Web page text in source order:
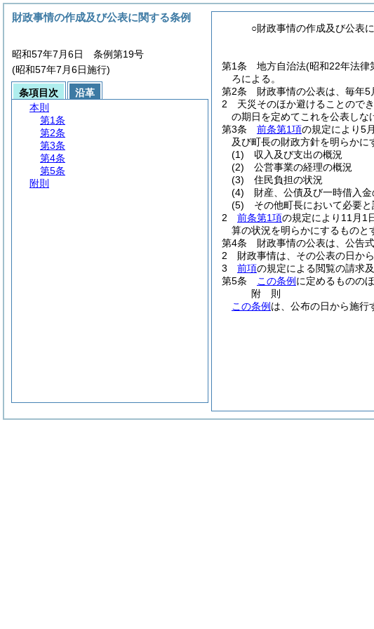
○財政事情の作成及び公表
第1条
地方自治法(昭和22年法律
ろによる。
第2条
財政事情の公表は、毎年5
2
天災そのほか避けることので
の期日を定めてこれを公表しな
第3条
前条第1項の規定により5
及び町長の財政方針を明らかに
(1)
収入及び支出の概況
(2)
公営事業の経理の概況
(3)
住民負担の状況
(4)
財産、公債及び一時借入
(5)
その他町長において必要
2
前条第1項の規定により11月1
算の状況を明らかにするものと
第4条
財政事情の公表は、公告
2
財政事情は、その公表の日か
3
前項の規定による閲覧の請求
第5条
この条例 に定めるものの
附 則
この条例 は、公布の日から施行
財政事情の作成及び公表に関する条例
昭和57年7月6日 条例第19号
(昭和57年7月6日施行)
条項目次
沿革
本則
第1条
第2条
第3条
第4条
第5条
附則